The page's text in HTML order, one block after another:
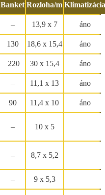
Banket Rozloha/m Klimatizácia
– 13,9 x 7
áno
130 18,6 x 15,4
áno
220 30 x 15,4
áno
– 11,1 x 13
áno
90 11,4 x 10 áno
– 10 x 5
– 8,7 x 5,2
–
9 x 5,3